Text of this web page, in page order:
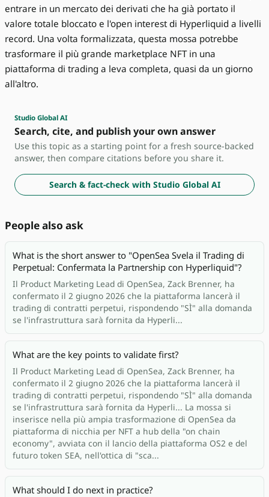
entrare in un mercato dei derivati che ha già portato il
valore totale bloccato e l'open interest di Hyperliquid a livelli
record. Una volta formalizzata, questa mossa potrebbe
trasformare il più grande marketplace NFT in una
piattaforma di trading a leva completa, quasi da un giorno
all'altro.
Studio Global AI
Search, cite, and publish your own answer
Use this topic as a starting point for a fresh source-backed
answer, then compare citations before you share it.
Search & fact-check with Studio Global AI
People also ask
What is the short answer to "OpenSea Svela il Trading di
Perpetual: Confermata la Partnership con Hyperliquid"?
Il Product Marketing Lead di OpenSea, Zack Brenner, ha
confermato il 2 giugno 2026 che la piattaforma lancerà il
trading di contratti perpetui, rispondendo "SÌ" alla domanda
se l'infrastruttura sarà fornita da Hyperli...
What are the key points to validate first?
Il Product Marketing Lead di OpenSea, Zack Brenner, ha
confermato il 2 giugno 2026 che la piattaforma lancerà il
trading di contratti perpetui, rispondendo "SÌ" alla domanda
se l'infrastruttura sarà fornita da Hyperli... La mossa si
inserisce nella più ampia trasformazione di OpenSea da
piattaforma di nicchia per NFT a hub della "on chain
economy", avviata con il lancio della piattaforma OS2 e del
futuro token SEA, nell'ottica di "sca...
What should I do next in practice?